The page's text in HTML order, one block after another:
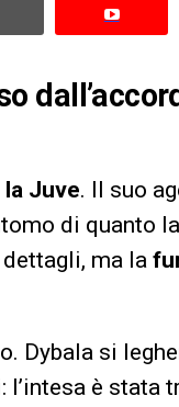
Juve. Il suo
di quanto la
ma la
Dybala si
l’intesa è stata